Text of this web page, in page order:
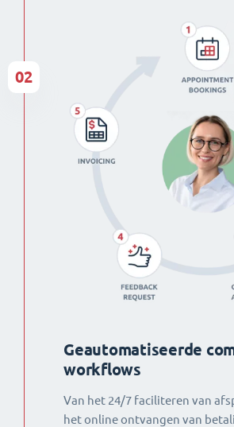
Geautomatiseerde
workflows
Van het 24/7 faciliteren van
het online ontvangen van
02